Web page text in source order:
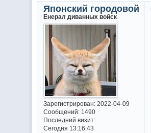
Японский городовой
Енерал диванных войск
Зарегистрирован: 2022-04-09
Сообщений:1490
Последний визит:
Сегодня 13:16:43